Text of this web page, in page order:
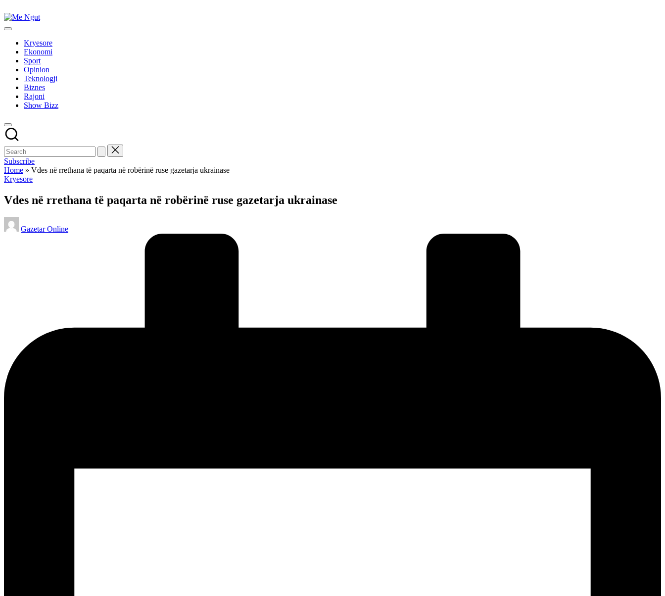
to
content
Me
Këtu
lajmet
ngut
Kryesore
Ekonomi
Sport
Opinion
Teknologji
Biznes
Rajoni
Show Bizz
Subscribe
Home » Vdes në rrethana të paqarta në robërinë ruse gazetarja ukrainase
Posted
Kryesore
Vdes në rrethana të paqarta në robërinë ruse gazetarja ukrainase
Posted
by
Gazetar Online